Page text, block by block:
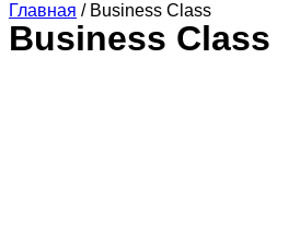
Главная / Business Class
Business Class